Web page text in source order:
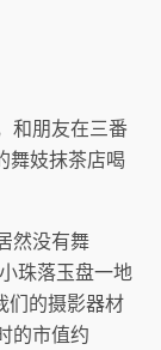
和朋友在三番
舞妓抹茶店喝
然没有舞
珠落玉盘一地
们的摄影器材
的市值约